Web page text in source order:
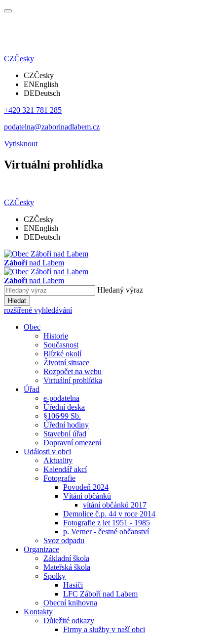
CZČesky
CZČesky
ENEnglish
DEDeutsch
+420 321 781 285
podatelna@zaborinadlabem.cz
Vytisknout
Virtuální prohlídka
CZČesky
CZČesky
ENEnglish
DEDeutsch
Zábořínad Labem
Zábořínad Labem
Hledaný výraz
Hledat
rozšířené vyhledávání
Obec
Historie
Současnost
Blízké okolí
Životní situace
Rozpočet na webu
Virtuální prohlídka
Úřad
e-podatelna
Úřední deska
§106⁄99 Sb.
Úřední hodiny
Stavební úřad
Dopravní omezení
Události v obci
Aktuality
Kalendář akcí
Fotografie
Povodeň 2024
Vítání občánků
vítání občánků 2017
Demolice č.p. 44 v roce 2014
Fotografie z let 1951 - 1985
p. Verner - čestné občanství
Svoz odpadu
Organizace
Základní škola
Mateřská škola
Spolky
Hasiči
LFC Záboří nad Labem
Obecní knihovna
Kontakty
Důležité odkazy
Firmy a služby v naší obci